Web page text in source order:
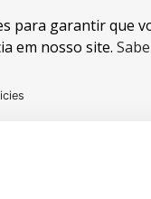
para garantir que
em nosso site.